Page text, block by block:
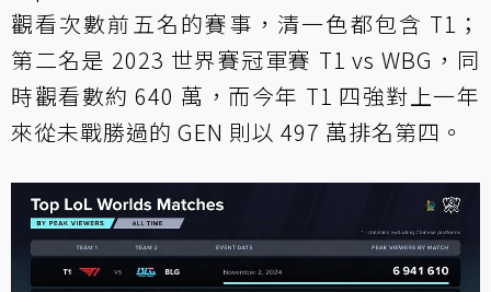
觀看次數前五名的賽事，清一色都包含 T1；
第二名是 2023 世界賽冠軍賽 T1 vs WBG，同
時觀看數約 640 萬，而今年 T1 四強對上一年
來從未戰勝過的 GEN 則以 497 萬排名第四。